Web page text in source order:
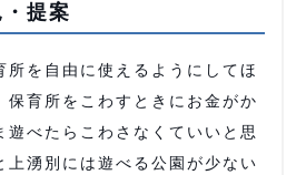
提案
を自由に使えるようにしてほ
保育所をこわすときにお金がか
遊べたらこわさなくていいと思
上湧別には遊べる公園が少ない